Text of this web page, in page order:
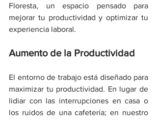
Floresta, un espacio pensado para
mejorar tu productividad y optimizar tu
experiencia laboral.
Aumento de la Productividad
El entorno de trabajo está diseñado para
maximizar tu productividad. En lugar de
lidiar con las interrupciones en casa o
los ruidos de una cafetería; en nuestro